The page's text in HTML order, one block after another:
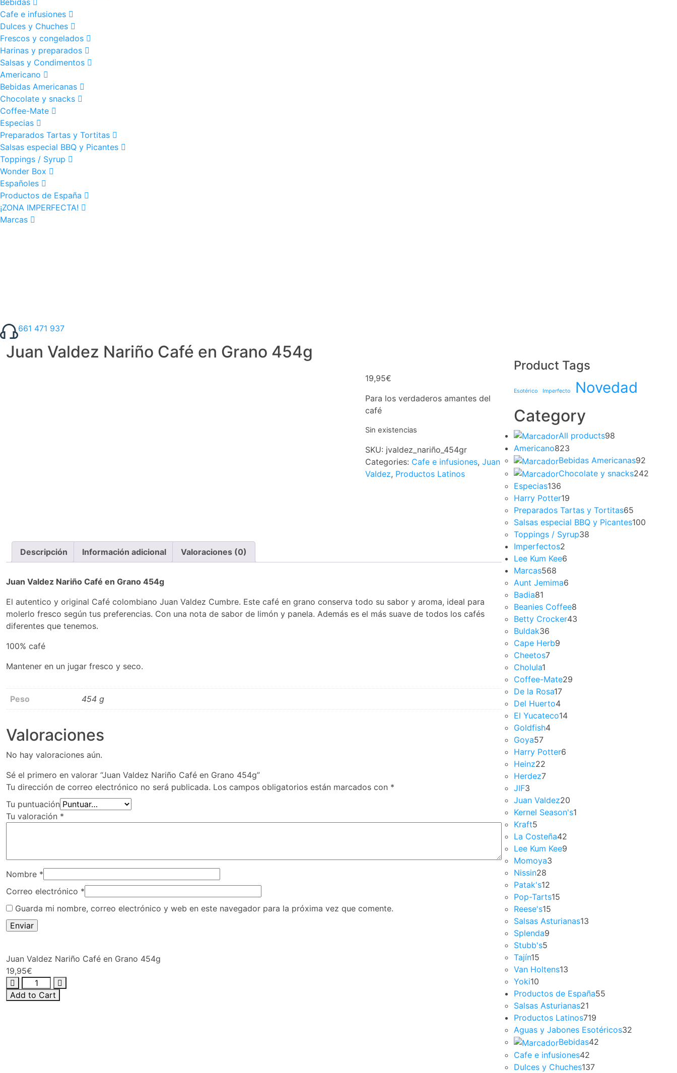
Cafe e infusiones
Dulces y Chuches
Frescos y congelados
Harinas y preparados
Salsas y Condimentos
Americano
Bebidas Americanas
Chocolate y snacks
Coffee-Mate
Especias
Preparados Tartas y Tortitas
Salsas especial BBQ y Picantes
Toppings / Syrup
Wonder Box
Españoles
Productos de España
¡ZONA IMPERFECTA!
Marcas
661 471 937
Juan Valdez Nariño Café en Grano 454g
19,95€
Para los verdaderos amantes del
café
Sin existencias
SKU: jvaldez_nariño_454gr
Categories: Cafe e infusiones,Juan
Valdez, Productos Latinos
Descripción Información adicional Valoraciones (0)
Juan Valdez Nariño Café en Grano 454g
El autentico y original Café colombiano Juan Valdez Cumbre. Este café en grano conserva todo su sabor y aroma, ideal para
molerlo fresco según tus preferencias. Con una nota de sabor de limón y panela. Además es el más suave de todos los cafés
diferentes que tenemos.
100% café
Mantener en un jugar fresco y seco.
Peso 454 g
Valoraciones
No hay valoraciones aún.
Sé el primero en valorar “Juan Valdez Nariño Café en Grano 454g”
Tu dirección de correo electrónico no será publicada. Los campos obligatorios están marcados con *
Tu puntuación
Tu valoración *
Nombre *
Correo electrónico *
Guarda mi nombre, correo electrónico y web en este navegador para la próxima vez que comente.
Juan Valdez Nariño Café en Grano 454g
19,95€
Add to Cart
Product Tags
Esotérico Imperfecto Novedad
Category
All products98
Americano823
Bebidas Americanas92
Chocolate y snacks242
Especias136
Harry Potter19
Preparados Tartas y Tortitas65
Salsas especial BBQ y Picantes100
Toppings / Syrup38
Imperfectos2
Lee Kum Kee6
Marcas568
Aunt Jemima6
Badia81
Beanies Coffee8
Betty Crocker43
Buldak36
Cape Herb9
Cheetos7
Cholula1
Coffee-Mate29
De la Rosa17
Del Huerto4
El Yucateco14
Goldfish4
Goya57
Harry Potter6
Heinz22
Herdez7
JIF3
Juan Valdez20
Kernel Season's1
Kraft5
La Costeña42
Lee Kum Kee9
Momoya3
Nissin28
Patak's12
Pop-Tarts15
Reese's15
Salsas Asturianas13
Splenda9
Stubb's5
Tajín15
Van Holtens13
Yoki10
Productos de España55
Salsas Asturianas21
Productos Latinos719
Aguas y Jabones Esotéricos32
Bebidas42
Cafe e infusiones42
Dulces y Chuches137